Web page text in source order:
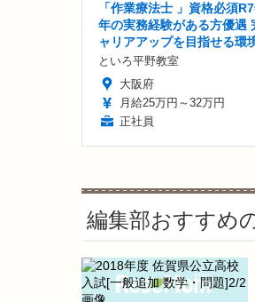
「作業療法士 」資格必須
年の実務経験がある方優遇
ャリアアップを目指せる環
といろ平野教室
大阪府
月給25万円～32万円
正社員
編集部おすすめ